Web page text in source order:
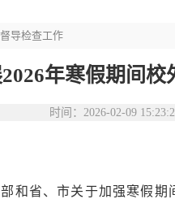
导检查工作
年寒假期间
时间：2026-02-09
和省、市关于加强寒假